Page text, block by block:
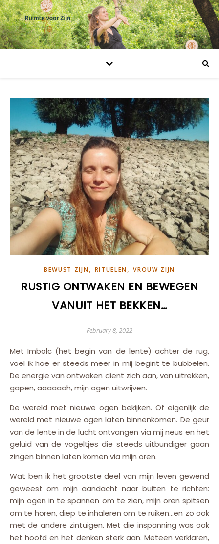
BEWUST ZIJN, RITUELEN,VROUW ZIJN
RUSTIG ONTWAKEN EN BEWEGEN
VANUIT HET BEKKEN…
February 8, 2022
Met Imbolc (het begin van de lente) achter de rug,
voel ik hoe er steeds meer in mij begint te bubbelen.
De energie van ontwaken dient zich aan, van uitrekken,
gapen, aaaaaah, mijn ogen uitwrijven.
De wereld met nieuwe ogen bekijken. Of eigenlijk de
wereld met nieuwe ogen laten binnenkomen. De geur
van de lente in de lucht ontvangen via mij neus en het
geluid van de vogeltjes die steeds uitbundiger gaan
zingen binnen laten komen via mijn oren.
Wat ben ik het grootste deel van mijn leven gewend
geweest om mijn aandacht naar buiten te richten:
mijn ogen in te spannen om te zien, mijn oren spitsen
om te horen, diep te inhaleren om te ruiken…en zo ook
met de andere zintuigen. Met die inspanning was ook
het hoofd en het denken sterk aan. Meteen verklaren,